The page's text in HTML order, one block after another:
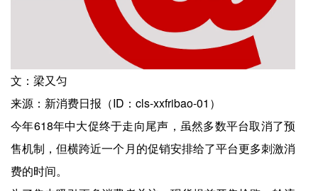
文：梁又匀
来源：新消费日报（ID：cls-xxfribao-01）
今年618年中大促终于走向尾声，虽然多数平台取消了预
售机制，但横跨近一个月的促销安排给了平台更多刺激消
费的时间。